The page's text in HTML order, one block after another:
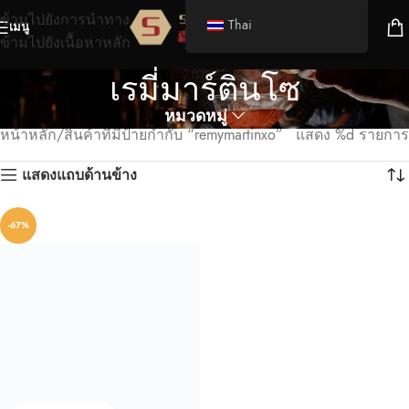
ข้ามไปยังการนำทาง
ข้ามไปยังเนื้อหาหลัก
เมนู
เรมี่มาร์ตินโซ
หมวดหมู่
หน้าหลัก สินค้าที่มีป้ายกำกับ “remymartinxo”
แสดง %d รายการ
แสดงแถบด้านข้าง
-67%
Thai